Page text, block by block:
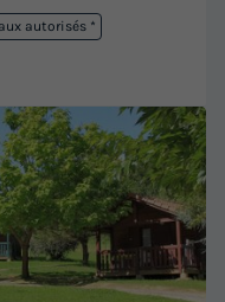
autorisés *